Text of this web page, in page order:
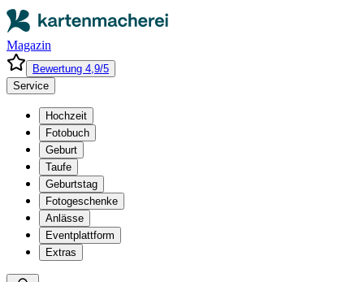
Magazin
Bewertung 4,9/5
Service
Hochzeit
Fotobuch
Geburt
Taufe
Geburtstag
Fotogeschenke
Anlässe
Eventplattform
Extras